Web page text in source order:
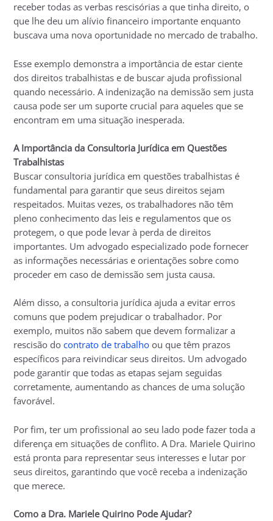
receber todas as verbas rescisórias a que tinha direito, o
que lhe deu um alívio financeiro importante enquanto
buscava uma nova oportunidade no mercado de trabalho.
Esse exemplo demonstra a importância de estar ciente
dos direitos trabalhistas e de buscar ajuda profissional
quando necessário. A indenização na demissão sem justa
causa pode ser um suporte crucial para aqueles que se
encontram em uma situação inesperada.
A Importância da Consultoria Jurídica em Questões
Trabalhistas
Buscar consultoria jurídica em questões trabalhistas é
fundamental para garantir que seus direitos sejam
respeitados. Muitas vezes, os trabalhadores não têm
pleno conhecimento das leis e regulamentos que os
protegem, o que pode levar à perda de direitos
importantes. Um advogado especializado pode fornecer
as informações necessárias e orientações sobre como
proceder em caso de demissão sem justa causa.
Além disso, a consultoria jurídica ajuda a evitar erros
comuns que podem prejudicar o trabalhador. Por
exemplo, muitos não sabem que devem formalizar a
rescisão docontrato de trabalho ou que têm prazos
específicos para reivindicar seus direitos. Um advogado
pode garantir que todas as etapas sejam seguidas
corretamente, aumentando as chances de uma solução
favorável.
Por fim, ter um profissional ao seu lado pode fazer toda a
diferença em situações de conflito. A Dra. Mariele Quirino
está pronta para representar seus interesses e lutar por
seus direitos, garantindo que você receba a indenização
que merece.
Como a Dra. Mariele Quirino Pode Ajudar?